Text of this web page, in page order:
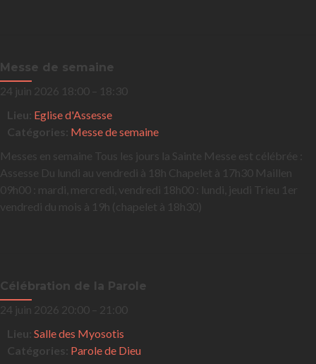
Messe de semaine
24 juin 2026 18:00
18:30
Lieu: Eglise d'Assesse
Catégories: Messe de semaine
Messes en semaine Tous les jours la Sainte Messe est célébrée :
Assesse Du lundi au vendredi à 18h Chapelet à 17h30 Maillen
09h00 : mardi, mercredi, vendredi 18h00 : lundi, jeudi Trieu 1er
vendredi du mois à 19h (chapelet à 18h30)
Célébration de la Parole
24 juin 2026 20:00
21:00
Lieu: Salle des Myosotis
Catégories: Parole de Dieu